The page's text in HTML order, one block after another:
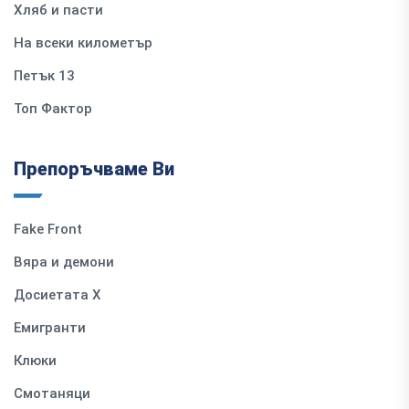
Хляб и пасти
На всеки километър
Петък 13
Топ Фактор
Препоръчваме Ви
Fake Front
Вяра и демони
Досиетата Х
Емигранти
Клюки
Смотаняци